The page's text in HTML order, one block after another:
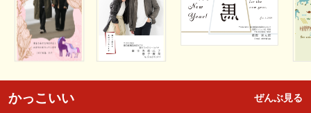
かっこいい ぜんぶ見る